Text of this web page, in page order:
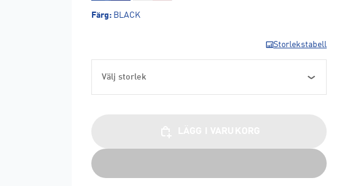
Färg: BLACK
Storlekstabell
Välj storlek